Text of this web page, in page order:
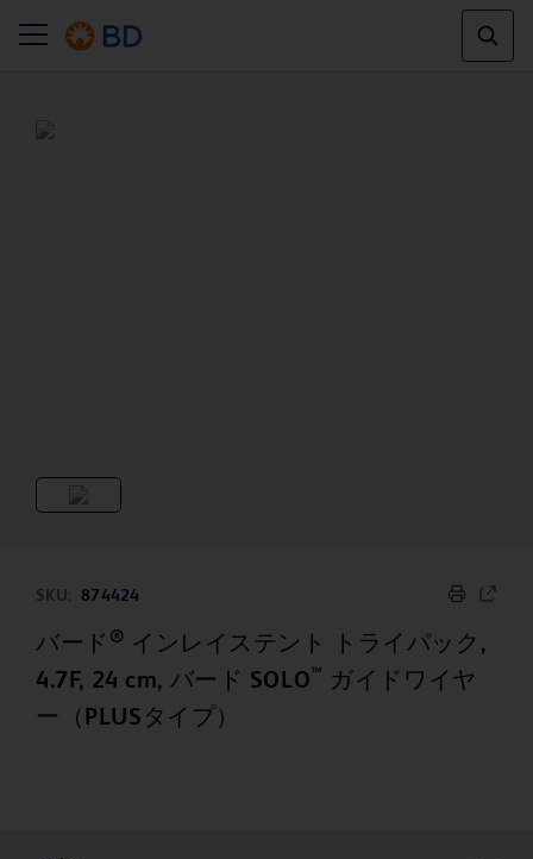
SKU: 874424
バード ® インレイステント トライパック,
4.7F, 24 cm, バード SOLO™ ガイドワイヤ
ー（PLUSタイプ）